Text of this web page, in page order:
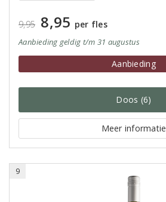
9,95 8,95 per fles
Aanbieding geldig t/m 31 augustus
Aanbieding
Doos (6)
Meer informatie
9